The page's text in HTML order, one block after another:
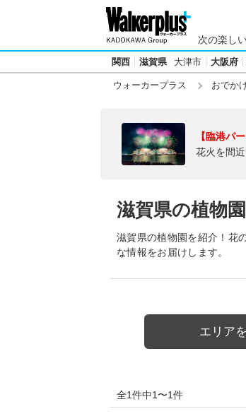
次の楽し
関西 滋賀県 大津市 大阪府
ウォーカープラス おでか
【臨港パ
花火を間
滋賀県の植物
滋賀県の植物園を紹介！花
な情報をお届けします。
エリア
全1件中1〜1件